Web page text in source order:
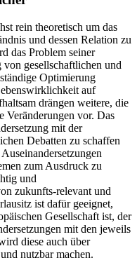
rein theoretisch um das
und dessen Relation zu
das Problem seiner
gesellschaftlichen und
Optimierung
auf
drängen weitere, die
Veränderungen vor. Das
mit der
Debatten zu schaffen
zum Ausdruck zu
und
zukunfts-relevant und
ist dafür geeignet,
Gesellschaft ist, der
mit den jeweils
diese auch über
nutzbar machen.